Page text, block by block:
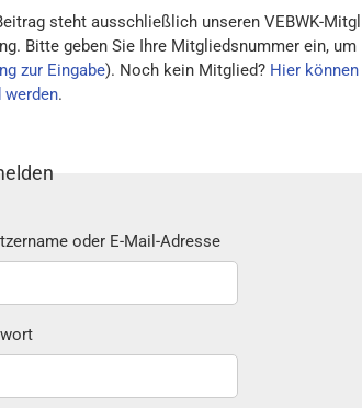
steht ausschließlich unseren VEBWK-
Bitte geben Sie Ihre Mitgliedsnummer ein, um
zur Eingabe). Noch kein Mitglied? Hier können
.
oder E-Mail-Adresse